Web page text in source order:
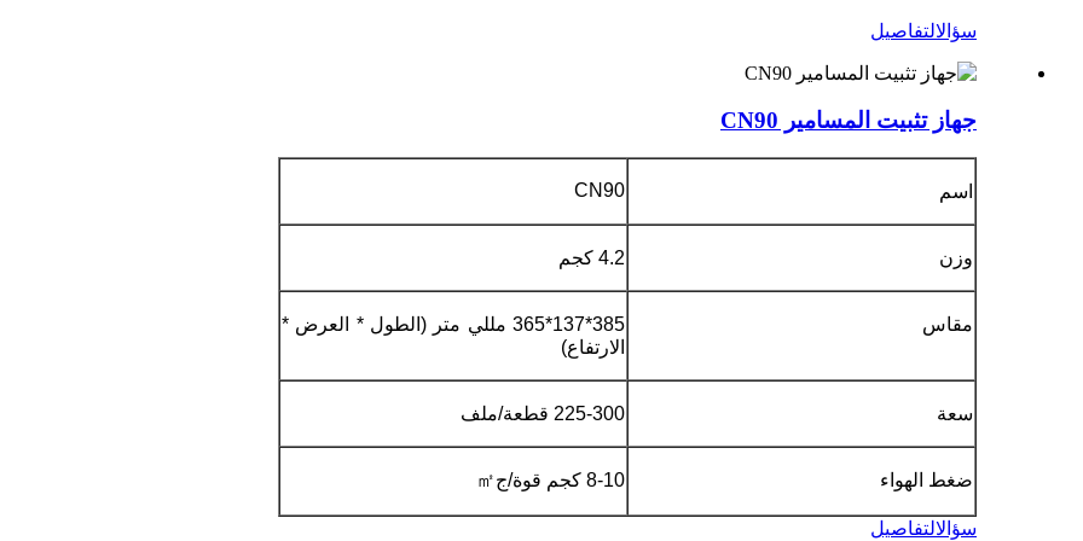
سؤالالتفاصيل
جهاز تثبيت المسامير CN90
اسم CN90
وزن 4.2 كجم
مقاس
385*137*365 مللي متر (الطول * العرض *
الارتفاع)
سعة 225-300 قطعة/ملف
ضغط الهواء 8-10 كجم قوة/ج ㎡
سؤالالتفاصيل